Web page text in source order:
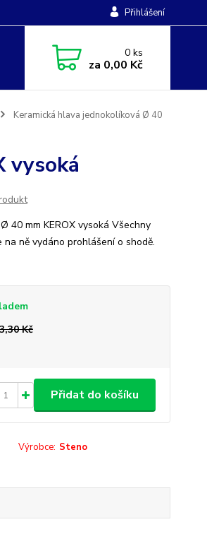
Přihlášení
0ks
za 0,00 Kč
Keramická hlava jednokolíková Ø 40
vysoká
40 mm KEROX vysoká Všechny
ně vydáno prohlášení o shodě.
Kč
Přidat do košíku
Výrobce: Steno